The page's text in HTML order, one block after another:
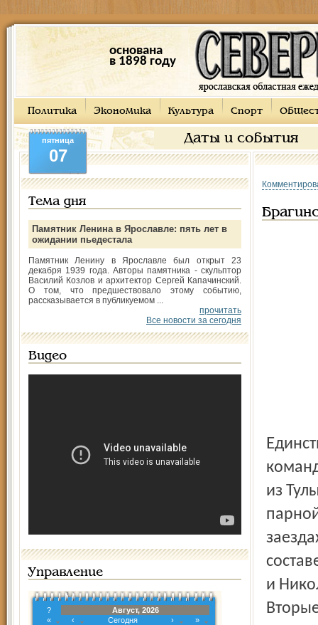
основана
в 1898 году
Политика Экономика Культура Спорт
Даты и события
пятница
07
Тема дня
Памятник Ленина в Ярославле: пять лет в
ожидании пьедестала
Памятник Ленину в Ярославле был открыт 23
декабря 1939 года. Авторы памятника - скульптор
Василий Козлов и архитектор Сергей Капачинский.
О том, что предшествовало этому событию,
рассказывается в публикуемом ...
прочитать
Все новости за сегодня
Видео
Управление
?
Август, 2026
«
‹ Сегодня ›
»
Единственную медаль первенства России ярославской
из
и